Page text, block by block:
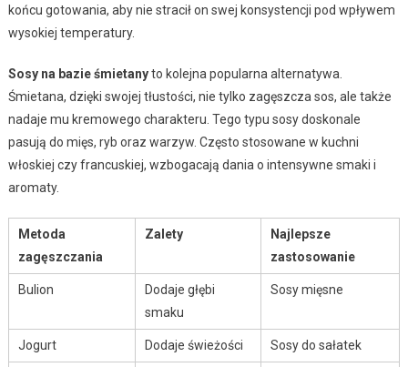
końcu gotowania, aby nie stracił on swej konsystencji pod wpływem
wysokiej temperatury.
Sosy na bazie śmietanyto kolejna popularna alternatywa.
Śmietana, dzięki swojej tłustości, nie tylko zagęszcza sos, ale także
nadaje mu kremowego charakteru. Tego typu sosy doskonale
pasują do mięs, ryb oraz warzyw. Często stosowane w kuchni
włoskiej czy francuskiej, wzbogacają dania o intensywne smaki i
aromaty.
Metoda
zagęszczania
Zalety
Najlepsze
zastosowanie
Bulion
Dodaje głębi
smaku
Sosy mięsne
Jogurt Dodaje świeżości Sosy do sałatek